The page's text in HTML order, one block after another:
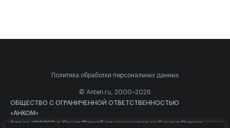
© Anten.ru, 2000–2026
Политика обработки персональных данных
ОБЩЕСТВО С ОГРАНИЧЕННОЙ ОТВЕТСТВЕННОСТЬЮ
«АНКОМ»
Адрес: 199397, г. Санкт-Петербург, муниципальный округ Остров